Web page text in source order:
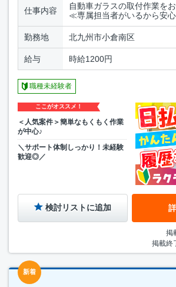
仕事内容
自動車ガラスの取付作業を
≪専属担当者がいるから安
勤務地 北九州市小倉南区
給与 時給1200円
職種未経験者
ここがオススメ！
＜人気案件＞簡単なもくもく作業
が中心♪
＼サポート体制しっかり！未経験
歓迎◎／
検討リストに追加
掲
掲載終
新着